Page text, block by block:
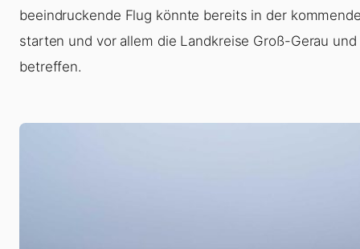
beeindruckende Flug könnte bereits in der
starten und vor allem die Landkreise Groß-Gerau
betreffen.